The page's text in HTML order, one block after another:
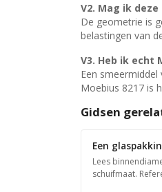
V2. Mag ik
De geometrie is
belastingen van
V3. Heb ik echt
Een
Moebius 8217 is
Gidsen
Een
Lees
schuifmaat.